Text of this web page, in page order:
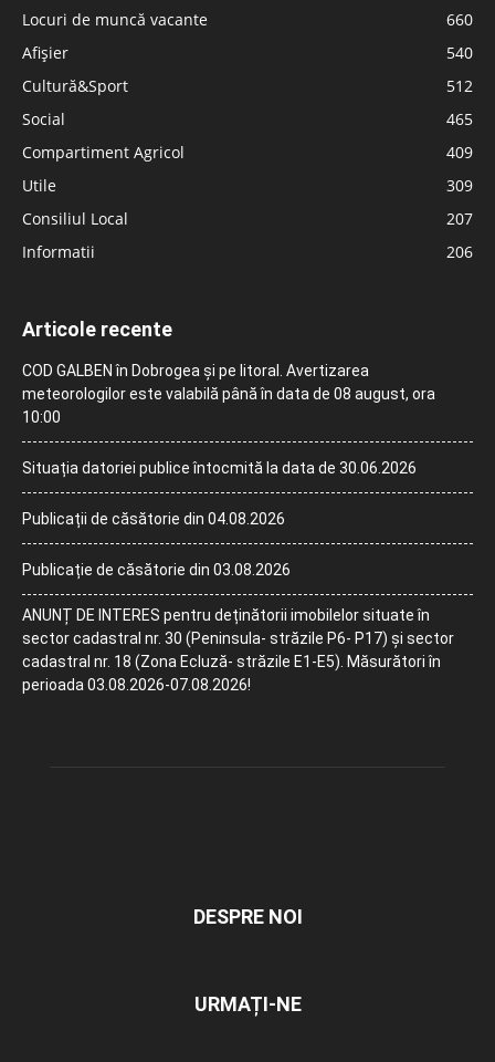
Locuri de muncă vacante
660
Afișier
540
Cultură&Sport
512
Social
465
Compartiment Agricol
409
Utile
309
Consiliul Local
207
Informatii
206
Articole recente
COD GALBEN în Dobrogea și pe litoral. Avertizarea
meteorologilor este valabilă până în data de 08 august, ora
10:00
Situația datoriei publice întocmită la data de 30.06.2026
Publicații de căsătorie din 04.08.2026
Publicație de căsătorie din 03.08.2026
ANUNȚ DE INTERES pentru deținătorii imobilelor situate în
sector cadastral nr. 30 (Peninsula- străzile P6- P17) și sector
cadastral nr. 18 (Zona Ecluză- străzile E1-E5). Măsurători în
perioada 03.08.2026-07.08.2026!
DESPRE NOI
URMAȚI-NE